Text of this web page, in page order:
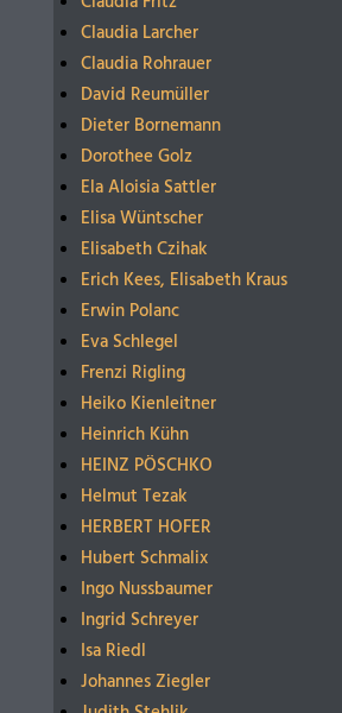
Claudia Larcher
Claudia Rohrauer
David Reumüller
Dieter Bornemann
Dorothee Golz
Ela Aloisia Sattler
Elisa Wüntscher
Elisabeth Czihak
Erich Kees, Elisabeth Kraus
Erwin Polanc
Eva Schlegel
Frenzi Rigling
Heiko Kienleitner
Heinrich Kühn
HEINZ PÖSCHKO
Helmut Tezak
HERBERT HOFER
Hubert Schmalix
Ingo Nussbaumer
Ingrid Schreyer
Isa Riedl
Johannes Ziegler